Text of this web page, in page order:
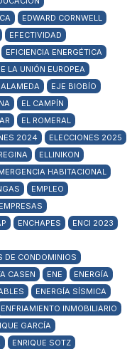
EDWARD CORNWELL
EFECTIVIDAD
EFICIENCIA ENERGÉTICA
LA UNIÓN EUROPEA
EJE BIOBÍO
EL CAMPÍN
EL ROMERAL
2024
ELECCIONES 2025
ELLINIKON
HABITACIONAL
EMPLEO
EMPRESAS
ENCHAPES
ENCI 2023
DE CONDOMINIOS
CASEN ENE
ENERGÍA
ENERGÍA SÍSMICA
ENFRIAMIENTO INMOBILIARIO
GARCÍA
ENRIQUE SOTZ